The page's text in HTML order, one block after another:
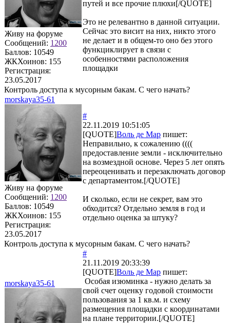
Живу на форуме
Сообщений: 1200
Баллов: 10549
ЖКХоинов: 155
Регистрация:
23.05.2017
путей и все прочие плюхи[/QUOTE]
Это не релевантно в данной ситуации.
Сейчас это висит на них, никто этого
не делает и в общем-то оно без этого
функциклирует в связи с
особенностями расположения
площадки
Контроль доступа к мусорным бакам. С чего начать?
morskaya35-61
Живу на форуме
Сообщений: 1200
Баллов: 10549
ЖКХоинов: 155
Регистрация:
23.05.2017
#
22.11.2019 10:51:05
[QUOTE]Воль де Мар пишет:
Неправильно, к сожалению ((((
предоставление земли - исключительно
на возмездной основе. Через 5 лет опять
переоценивать и перезаключать договор
с департаментом.[/QUOTE]
И сколько, если не секрет, вам это
обходится? Отдельно земля в год и
отдельно оценка за штуку?
Контроль доступа к мусорным бакам. С чего начать?
morskaya35-61
#
21.11.2019 20:33:39
[QUOTE]Воль де Мар пишет:
Особая изюминка - нужно делать за
свой счет оценку годовой стоимости
пользования за 1 кв.м. и схему
размещения площадки с координатами
на плане территории.[/QUOTE]